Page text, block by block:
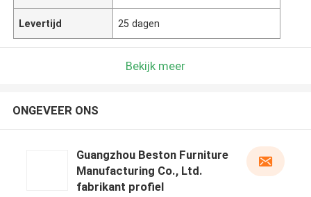
Levertijd 25 dagen
Bekijk meer
ONGEVEER ONS
Guangzhou Beston Furniture
Manufacturing Co., Ltd.
fabrikant profiel